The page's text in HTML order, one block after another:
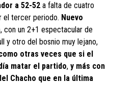
a 52-52a falta de cuatro
el tercer periodo. Nuevo
, con un 2+1 espectacular de
y otro del bosnio muy lejano,
otras veces que si el
matar el partido,y más con
Chacho que en la última